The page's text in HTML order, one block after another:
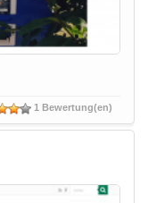
1 Bewertung(en)